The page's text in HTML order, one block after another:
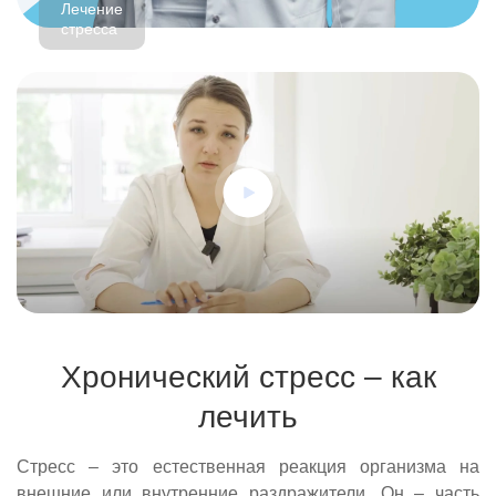
Лечение
стресса
Хронический стресс – как
лечить
Стресс – это естественная реакция организма на